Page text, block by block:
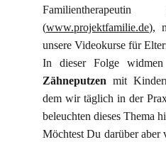
Familientherapeutin
(www.projektfamilie.de),
unsere Videokurse für
In dieser Folge
Zähneputzen mit
dem wir täglich in der
beleuchten dieses Thema
Möchtest Du darüber aber